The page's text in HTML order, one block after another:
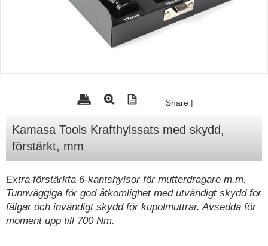
Volvo Penta Servicedelar
Mercury Servicedelar
Lowrance
Simrad
B&G
Båttillbehör
Share |
Kamasa Tools Krafthylssats med skydd,
förstärkt, mm
Extra förstärkta 6-kantshylsor för mutterdragare m.m.
Tunnväggiga för god åtkomlighet med utvändigt skydd för
fälgar och invändigt skydd för kupolmuttrar. Avsedda för
moment upp till 700 Nm.